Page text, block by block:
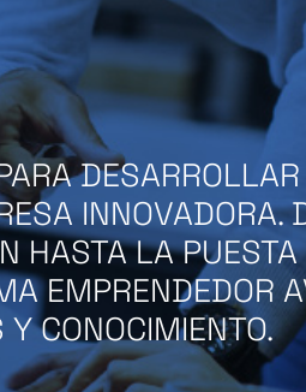
INNOVADORA.
HASTA LA
EMPRENDEDOR
Y CONOCIMIENTO.